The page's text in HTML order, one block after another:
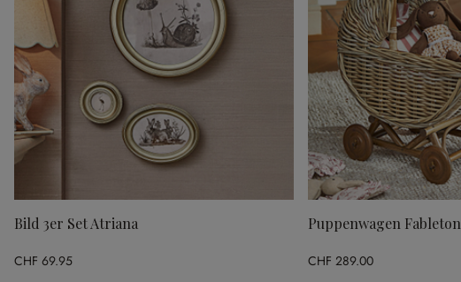
Bild 3er Set Atriana
CHF 69.95
Puppenwagen Fableton
CHF 289.00